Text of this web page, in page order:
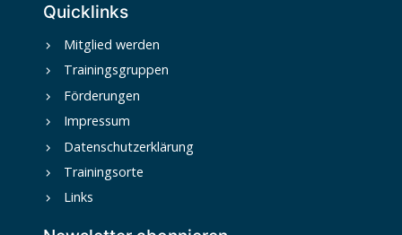
Quicklinks
Mitglied werden
Trainingsgruppen
Förderungen
Impressum
Datenschutzerklärung
Trainingsorte
Links